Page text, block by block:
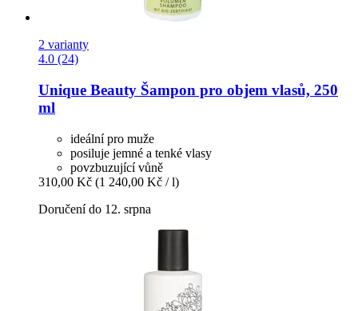
2 varianty
4.0 (24)
Unique Beauty Šampon pro objem vlasů, 250
ml
ideální pro muže
posiluje jemné a tenké vlasy
povzbuzující vůně
310,00 Kč (1 240,00 Kč / l)
Doručení do 12. srpna